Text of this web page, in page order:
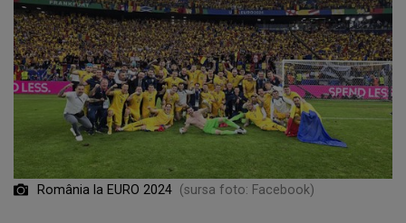
România la EURO 2024 (sursa foto: Facebook)